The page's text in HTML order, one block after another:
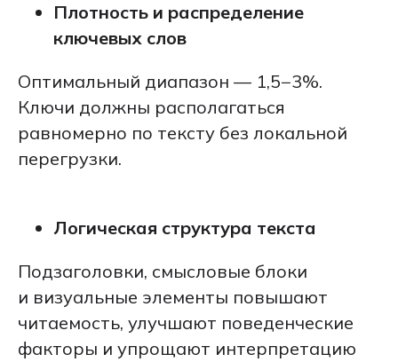
Плотность и распределение
ключевых слов
Оптимальный диапазон — 1,5−3%.
Ключи должны располагаться
равномерно по тексту без локальной
перегрузки.
Логическая структура текста
Подзаголовки, смысловые блоки
и визуальные элементы повышают
читаемость, улучшают поведенческие
факторы и упрощают интерпретацию